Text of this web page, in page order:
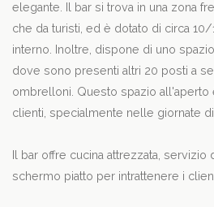
elegante. Il bar si trova in una zona
che da turisti, ed è dotato di circa
interno. Inoltre, dispone di uno
dove sono presenti altri 20 posti a
ombrelloni. Questo spazio all'aperto
clienti, specialmente nelle giornate
Il bar offre cucina attrezzata, servizio
schermo piatto per intrattenere i